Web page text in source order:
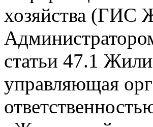
хозяйства (ГИС
статьи 47.1
управляющая